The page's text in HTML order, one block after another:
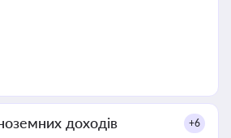
доходів +6